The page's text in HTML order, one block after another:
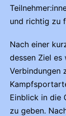
und richtig zu
Nach einer
dessen Ziel es
Verbindungen
Einblick in die
zu geben.